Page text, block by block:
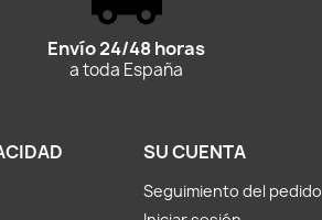
Envío 24/48 horas
a toda España
SU CUENTA
Seguimiento del pedido